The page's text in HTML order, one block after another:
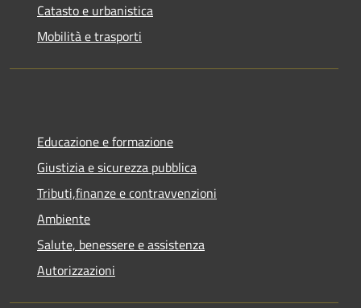
Catasto e urbanistica
Mobilità e trasporti
Educazione e formazione
Giustizia e sicurezza pubblica
Tributi,finanze e contravvenzioni
Ambiente
Salute, benessere e assistenza
Autorizzazioni